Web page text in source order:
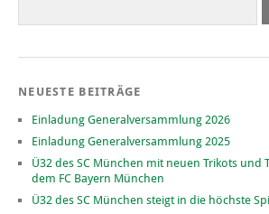
NEUESTE BEITRÄGE
Einladung Generalversammlung 2026
Einladung Generalversammlung 2025
Ü32 des SC München mit neuen Trikots und
dem FC Bayern München
Ü32 des SC München steigt in die höchste